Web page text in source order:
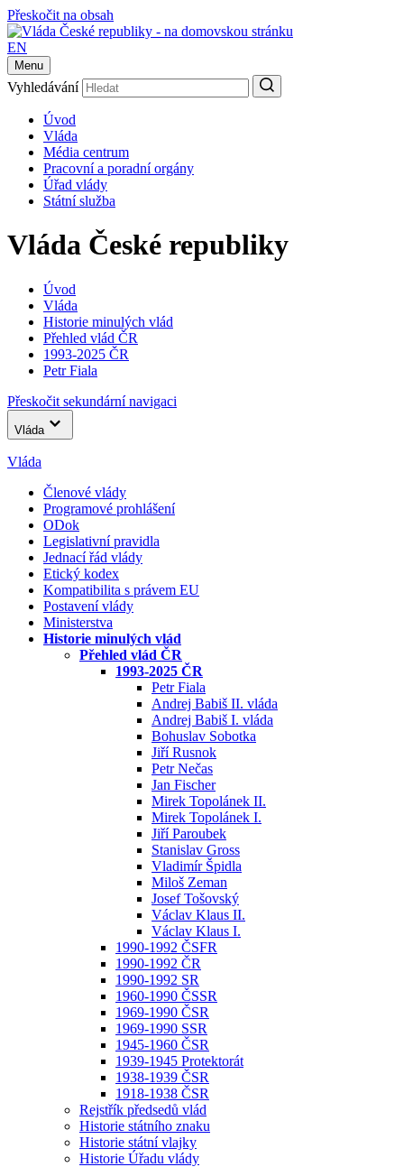
Přeskočit na obsah
EN
Menu
Vyhledávání
Úvod
Vláda
Média centrum
Pracovní a poradní orgány
Úřad vlády
Státní služba
Vláda České republiky
Úvod
Vláda
Historie minulých vlád
Přehled vlád ČR
1993-2025 ČR
Petr Fiala
Přeskočit sekundární navigaci
Vláda
Vláda
Členové vlády
Programové prohlášení
ODok
Legislativní pravidla
Jednací řád vlády
Etický kodex
Kompatibilita s právem EU
Postavení vlády
Ministerstva
Historie minulých vlád
Přehled vlád ČR
1993-2025 ČR
Petr Fiala
Andrej Babiš II. vláda
Andrej Babiš I. vláda
Bohuslav Sobotka
Jiří Rusnok
Petr Nečas
Jan Fischer
Mirek Topolánek II.
Mirek Topolánek I.
Jiří Paroubek
Stanislav Gross
Vladimír Špidla
Miloš Zeman
Josef Tošovský
Václav Klaus II.
Václav Klaus I.
1990-1992 ČSFR
1990-1992 ČR
1990-1992 SR
1960-1990 ČSSR
1969-1990 ČSR
1969-1990 SSR
1945-1960 ČSR
1939-1945 Protektorát
1938-1939 ČSR
1918-1938 ČSR
Rejstřík předsedů vlád
Historie státního znaku
Historie státní vlajky
Historie Úřadu vlády